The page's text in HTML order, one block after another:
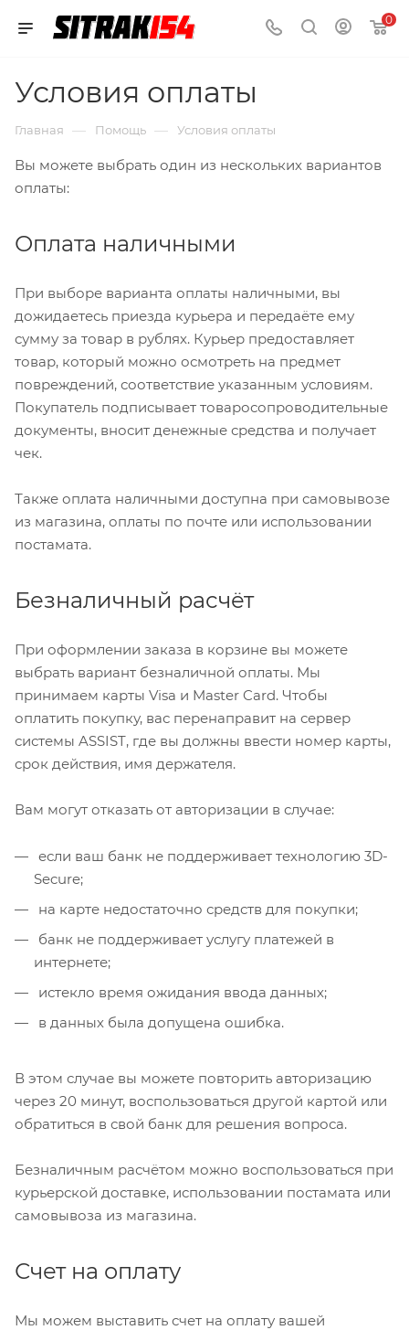
0
Условия оплаты
Главная — Помощь — Условия оплаты
Вы можете выбрать один из нескольких вариантов
оплаты:
Оплата наличными
При выборе варианта оплаты наличными, вы
дожидаетесь приезда курьера и передаёте ему
сумму за товар в рублях. Курьер предоставляет
товар, который можно осмотреть на предмет
повреждений, соответствие указанным условиям.
Покупатель подписывает товаросопроводительные
документы, вносит денежные средства и получает
чек.
Также оплата наличными доступна при самовывозе
из магазина, оплаты по почте или использовании
постамата.
Безналичный расчёт
При оформлении заказа в корзине вы можете
выбрать вариант безналичной оплаты. Мы
принимаем карты Visa и Master Card. Чтобы
оплатить покупку, вас перенаправит на сервер
системы ASSIST, где вы должны ввести номер карты,
срок действия, имя держателя.
Вам могут отказать от авторизации в случае:
если ваш банк не поддерживает технологию 3D-
Secure;
на карте недостаточно средств для покупки;
банк не поддерживает услугу платежей в
интернете;
истекло время ожидания ввода данных;
в данных была допущена ошибка.
В этом случае вы можете повторить авторизацию
через 20 минут, воспользоваться другой картой или
обратиться в свой банк для решения вопроса.
Безналичным расчётом можно воспользоваться при
курьерской доставке, использовании постамата или
самовывоза из магазина.
Счет на оплату
Мы можем выставить счет на оплату вашей